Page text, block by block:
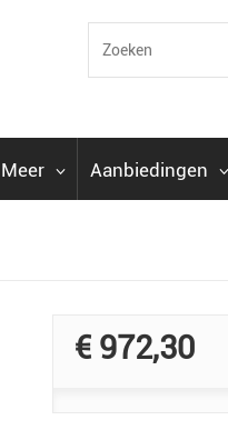
Meer Aanbiedingen
€ 972,30